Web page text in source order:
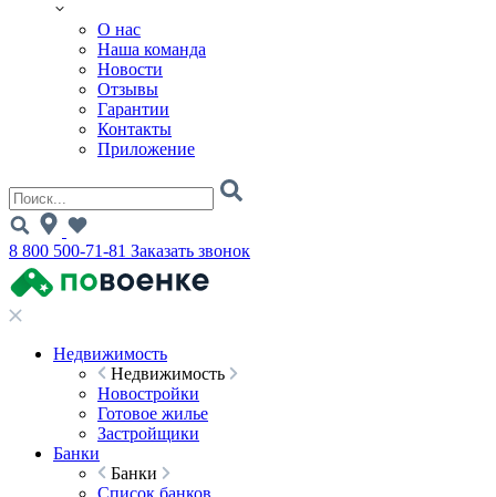
О нас
Наша команда
Новости
Отзывы
Гарантии
Контакты
Приложение
8 800 500-71-81 Заказать звонок
Недвижимость
Недвижимость
Новостройки
Готовое жилье
Застройщики
Банки
Банки
Список банков